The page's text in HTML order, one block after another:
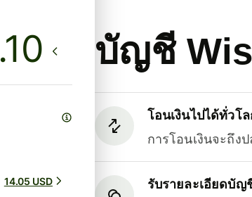
บัญชี
โอนเงินไปได้ทั่วโ
การโอนเงินจะถึง
รับรายละเอียดบัญ
14.05 USD